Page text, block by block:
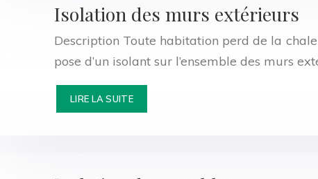
Isolation des murs extérieurs
Description Toute habitation perd de la
pose d’un isolant sur l’ensemble des murs
LIRE LA SUITE